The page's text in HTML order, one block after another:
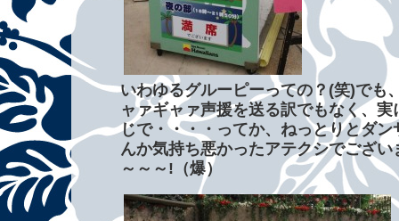
いわゆるグルーピーっての？(笑)でも
ャァギャァ声援を送る訳でもなく、
じで・・・・ってか、ねっとりとダ
んか気持ち悪かったアテクシでござ
～～～!（爆）